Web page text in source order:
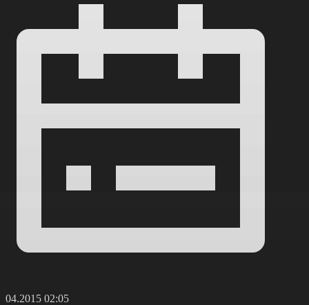
02:05